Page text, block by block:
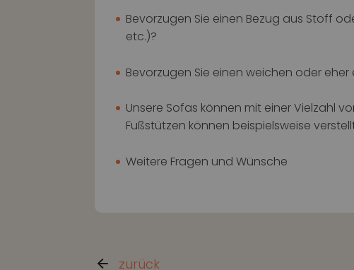
Bevorzugen Sie einen Bezug aus Stoff
etc.)?
Bevorzugen Sie einen weichen oder eher
Unsere Sofas können mit einer Vielzahl
Fußstützen können beispielsweise
Weitere Fragen und Wünsche
zurück